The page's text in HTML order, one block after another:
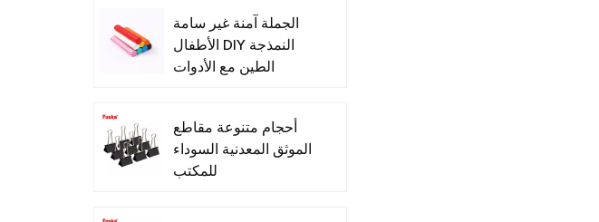
الجملة آمنة غير سامة
الأطفال DIY النمذجة
الطين مع الأدوات
أحجام متنوعة مقاطع
الموثق المعدنية السوداء
للمكتب